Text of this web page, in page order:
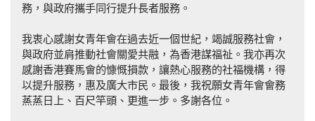
務，與政府攜手同行提升長者服務。
我衷心感謝女青年會在過去近一個世紀，竭誠服務社會，
與政府並肩推動社會關愛共融，為香港謀福祉。我亦再次
感謝香港賽馬會的慷慨損款，讓熱心服務的社福機構，得
以提升服務，惠及廣大市民。最後，我祝願女青年會會務
蒸蒸日上、百尺竿頭、更進一步。多謝各位。